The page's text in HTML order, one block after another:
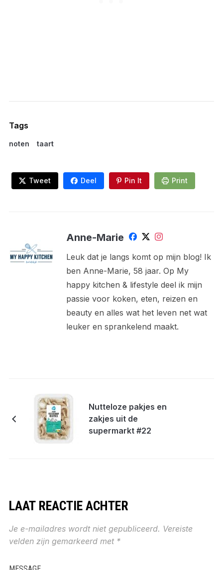
Tags
noten taart
Tweet Deel Pin It Print
Anne-Marie
Leuk dat je langs komt op mijn blog! Ik
ben Anne-Marie, 58 jaar. Op My
happy kitchen & lifestyle deel ik mijn
passie voor koken, eten, reizen en
beauty en alles wat het leven net wat
leuker en sprankelend maakt.
Nutteloze pakjes en
zakjes uit de
supermarkt #22
LAAT REACTIE ACHTER
Je e-mailadres wordt niet gepubliceerd. Vereiste
velden zijn gemarkeerd met *